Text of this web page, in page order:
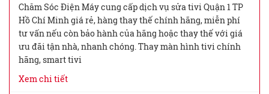
Chăm Sóc Điện Máy cung cấp dịch vụ sửa tivi Quận 1 TP
Hồ Chí Minh giá rẻ, hàng thay thế chính hãng, miễn phí
tư vấn nếu còn bảo hành của hãng hoặc thay thế với giá
ưu đãi tận nhà, nhanh chóng. Thay màn hình tivi chính
hãng, smart tivi
Xem chi tiết